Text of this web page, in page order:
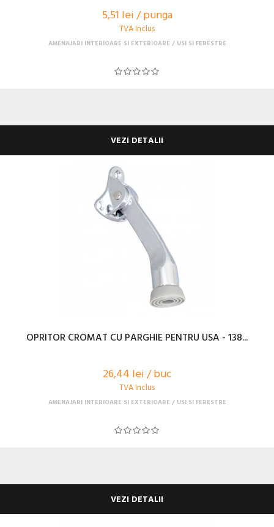
5,51 lei / punga
TVA Inclus
AMENAJARI INTERIOARE SI EXTERIOARE USI SI FERESTRE
VEZI DETALII
OPRITOR CROMAT CU PARGHIE PENTRU USA - 138...
26,44 lei / buc
TVA Inclus
AMENAJARI INTERIOARE SI EXTERIOARE USI SI FERESTRE
VEZI DETALII